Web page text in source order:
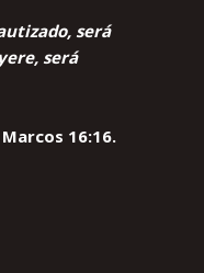
será
será
Marcos 16:16.